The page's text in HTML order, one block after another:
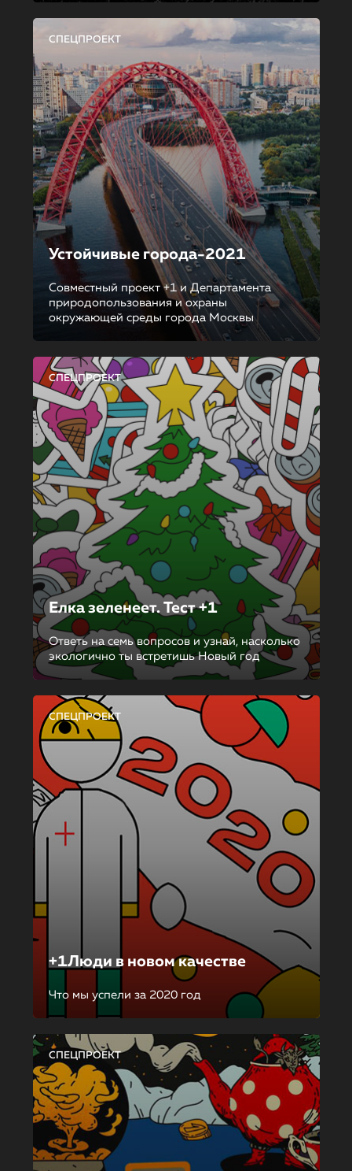
СПЕЦПРОЕКТ
Устойчивые города-2021
Совместный проект +1 и Департамента
природопользования и охраны
окружающей среды города Москвы
СПЕЦПРОЕКТ
Елка зеленеет. Тест +1
Ответь на семь вопросов и узнай, насколько
экологично ты встретишь Новый год
СПЕЦПРОЕКТ
+1Люди в новом качестве
Что мы успели за 2020 год
СПЕЦПРОЕКТ